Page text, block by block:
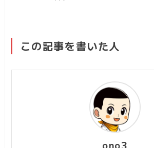
この記事を書いた人
ono3